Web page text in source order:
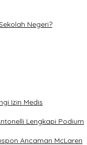
Negeri?
Izin Medis
Lengkapi Podium
Ancaman McLaren